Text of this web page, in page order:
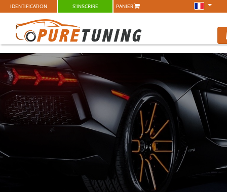
IDENTIFICATION S'INSCRIRE PANIER